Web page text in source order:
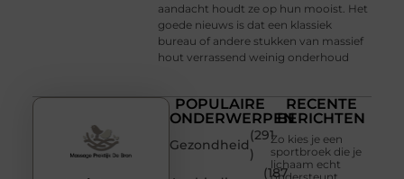
aandacht houdt ze op hun mooist. Het
goede nieuws is dat een klassiek
bureau of andere stukken van massief
hout verrassend weinig onderhoud
POPULAIRE
ONDERWERPEN
Gezondheid
(291
)
(187
RECENTE
BERICHTEN
Zo kies je een
sportbroek die je
lichaam echt